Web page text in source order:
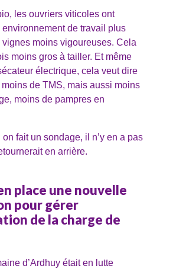
les ouvriers viticoles ont
de travail plus
moins vigoureuses. Cela
moins gros à tailler. Et même
électrique, cela veut dire
de TMS, mais aussi moins
moins de pampres en
fait un sondage, il n’y en a pas
en arrière.
place une nouvelle
pour gérer
de la charge de
d’Ardhuy était en lutte